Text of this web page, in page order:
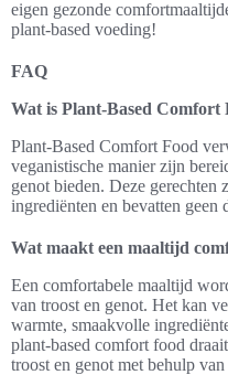
eigen gezonde
plant-based voeding!
FAQ
Wat is Plant-Based Comfort
Plant-Based Comfort Food
veganistische manier zijn
genot bieden. Deze gerechten
ingrediënten en bevatten geen
Wat maakt een maaltijd
Een comfortabele maaltijd
van troost en genot. Het kan
warmte, smaakvolle
plant-based comfort food
troost en genot met behulp